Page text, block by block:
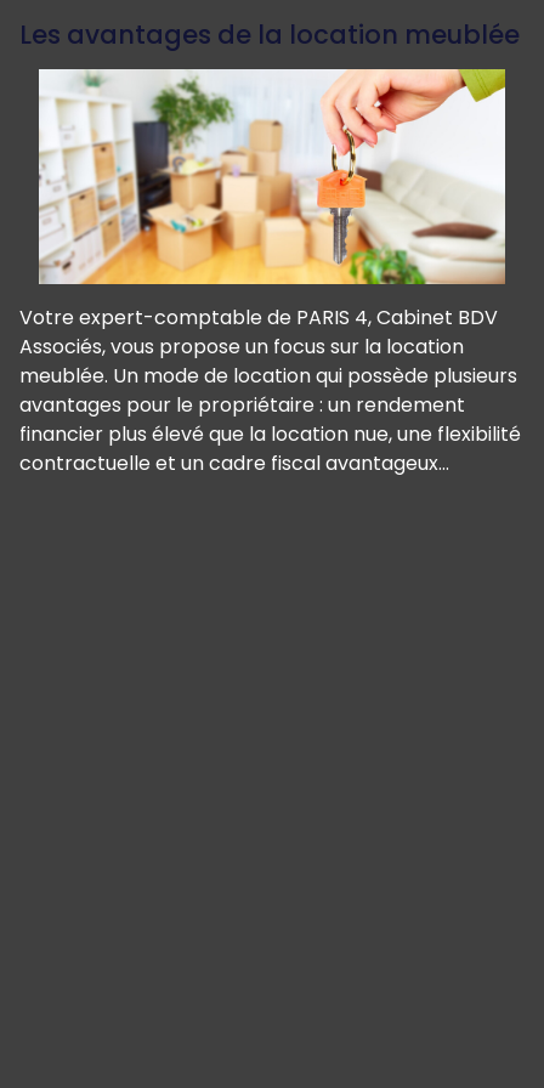
Les avantages de la location meublée
Votre expert-comptable de PARIS 4, Cabinet BDV
Associés, vous propose un focus sur la location
meublée. Un mode de location qui possède plusieurs
avantages pour le propriétaire : un rendement
financier plus élevé que la location nue, une flexibilité
contractuelle et un cadre fiscal avantageux…